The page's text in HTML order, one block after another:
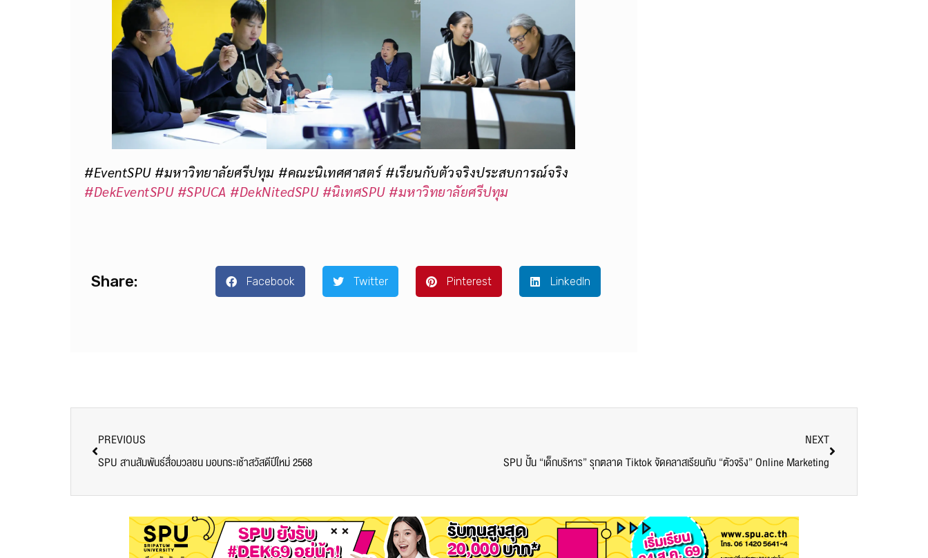
#EventSPU #มหาวิทยาลัยศรีปทุม #คณะนิเทศศาสตร์ #เรียนกับตัวจริงประสบการณ์จริง
#DekEventSPU #SPUCA #DekNitedSPU #นิเทศSPU #มหาวิทยาลัยศรีปทุม
Share: Facebook Twitter Pinterest LinkedIn
PREVIOUS
SPU สานสัมพันธ์สื่อมวลชน มอบกระเช้าสวัสดีปีใหม่ 2568
NEXT
SPU ปั้น “เด็กบริหาร” รุกตลาด Tiktok จัดคลาสเรียนกับ “ตัวจริง” Online Marketing